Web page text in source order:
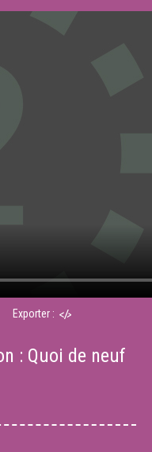
Exporter :
: Quoi de neuf